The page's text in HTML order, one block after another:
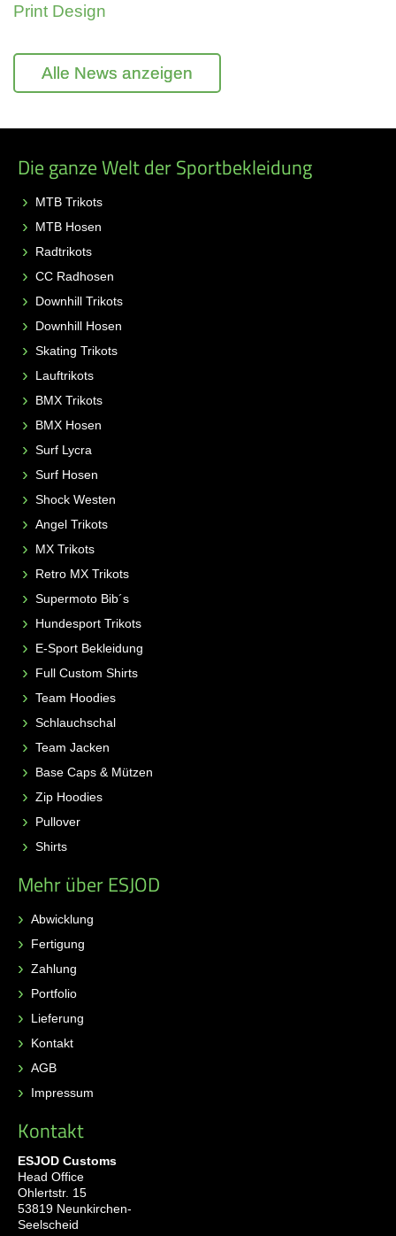
Print Design
Alle News anzeigen
Die ganze Welt der Sportbekleidung
MTB Trikots
MTB Hosen
Radtrikots
CC Radhosen
Downhill Trikots
Downhill Hosen
Skating Trikots
Lauftrikots
BMX Trikots
BMX Hosen
Surf Lycra
Surf Hosen
Shock Westen
Angel Trikots
MX Trikots
Retro MX Trikots
Supermoto Bib´s
Hundesport Trikots
E-Sport Bekleidung
Full Custom Shirts
Team Hoodies
Schlauchschal
Team Jacken
Base Caps & Mützen
Zip Hoodies
Pullover
Shirts
Mehr über ESJOD
Abwicklung
Fertigung
Zahlung
Portfolio
Lieferung
Kontakt
AGB
Impressum
Kontakt
ESJOD Customs
Head Office
Ohlertstr. 15
53819 Neunkirchen-
Seelscheid